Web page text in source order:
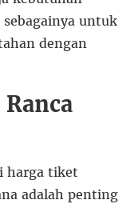
untuk
dengan
harga tiket
adalah penting